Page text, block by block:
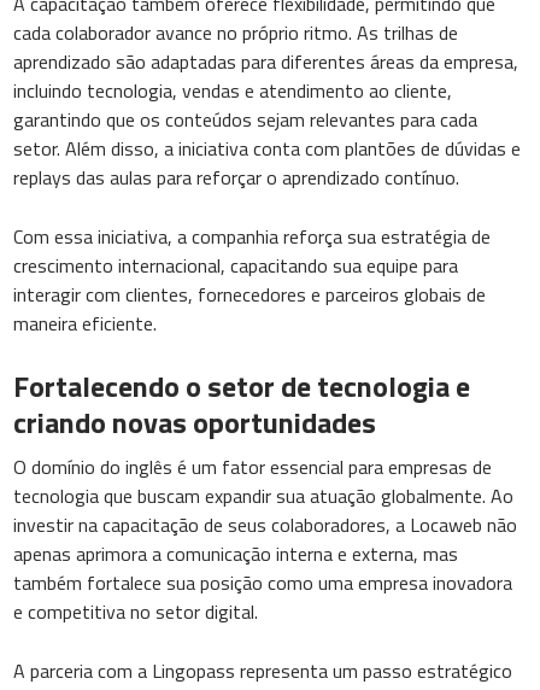
cada colaborador avance no próprio ritmo. As trilhas de
aprendizado são adaptadas para diferentes áreas da empresa,
incluindo tecnologia, vendas e atendimento ao cliente,
garantindo que os conteúdos sejam relevantes para cada
setor. Além disso, a iniciativa conta com plantões de dúvidas e
replays das aulas para reforçar o aprendizado contínuo.
Com essa iniciativa, a companhia reforça sua estratégia de
crescimento internacional, capacitando sua equipe para
interagir com clientes, fornecedores e parceiros globais de
maneira eficiente.
Fortalecendo o setor de tecnologia e
criando novas oportunidades
O domínio do inglês é um fator essencial para empresas de
tecnologia que buscam expandir sua atuação globalmente. Ao
investir na capacitação de seus colaboradores, a Locaweb não
apenas aprimora a comunicação interna e externa, mas
também fortalece sua posição como uma empresa inovadora
e competitiva no setor digital.
A parceria com a Lingopass representa um passo estratégico